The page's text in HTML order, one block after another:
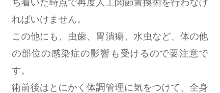
ち着いた時点で再度人工関節置換術を行わなけ
ればいけません。
この他にも、虫歯、胃潰瘍、水虫など、体の他
の部位の感染症の影響も受けるので要注意で
す。
術前後はとにかく体調管理に気をつけて、全身